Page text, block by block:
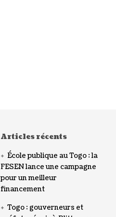
Articles récents
École publique au Togo : la
FESEN lance une campagne
pour un meilleur
financement
Togo : gouverneurs et